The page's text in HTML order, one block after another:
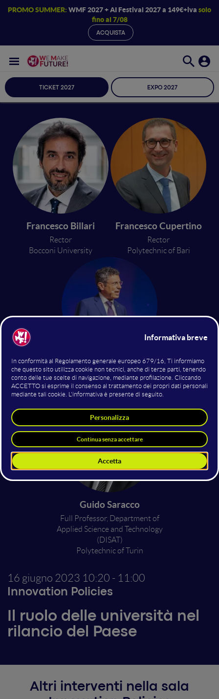
PROMO SUMMER: WMF 2027 + AI Festival 2027 a 149€+iva solo
fino al 7/08
ACQUISTA
TICKET 2027 EXPO 2027
Francesco Billari
Rector
Bocconi University
Francesco Cupertino
Rector
Polytechnic of Bari
Francesco Ubertini
President
CINECA
Guido Saracco
Full Professor, Department of
Applied Science and Technology
(DISAT)
Polytechnic of Turin
16 giugno 2023 10:20 - 11:00
Innovation Policies
Il ruolo delle università nel
rilancio del Paese
Altri interventi nella sala